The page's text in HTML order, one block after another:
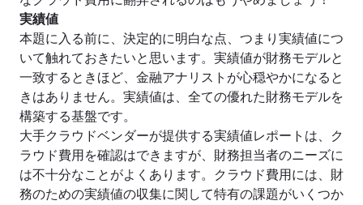
実績値
本題に入る前に、決定的に明白な点、つまり実績値につ
いて触れておきたいと思います。実績値が財務モデルと
一致するときほど、金融アナリストが心穏やかになると
きはありません。実績値は、全ての優れた財務モデルを
構築する基盤です。
大手クラウドベンダーが提供する実績値レポートは、ク
ラウド費用を確認はできますが、財務担当者のニーズに
は不十分なことがよくあります。クラウド費用には、財
務のための実績値の収集に関して特有の課題がいくつか